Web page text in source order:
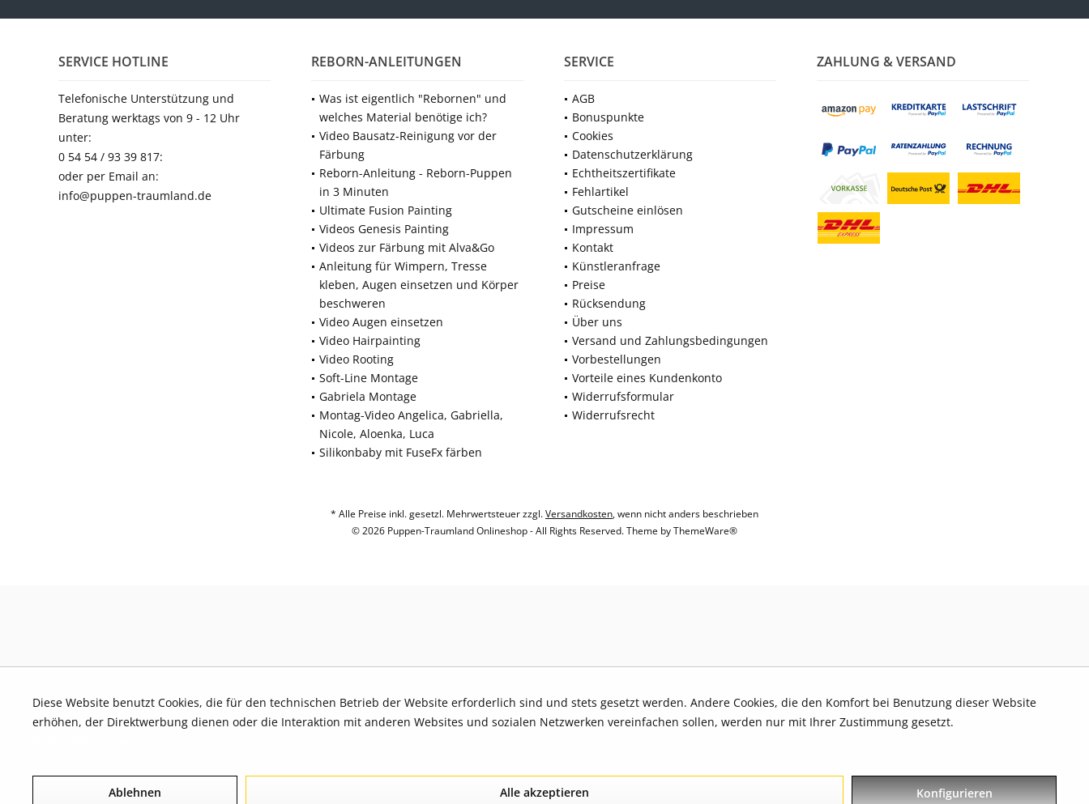
SERVICE HOTLINE
Telefonische Unterstützung und
Beratung werktags von 9 - 12 Uhr
unter:
0 54 54 / 93 39 817:
oder per Email an:
info@puppen-traumland.de
REBORN-ANLEITUNGEN
Was ist eigentlich "Rebornen" und
welches Material benötige ich?
Video Bausatz-Reinigung vor der
Färbung
Reborn-Anleitung - Reborn-Puppen
in 3 Minuten
Ultimate Fusion Painting
Videos Genesis Painting
Videos zur Färbung mit Alva&Go
Anleitung für Wimpern, Tresse
kleben, Augen einsetzen und Körper
beschweren
Video Augen einsetzen
Video Hairpainting
Video Rooting
Soft-Line Montage
Gabriela Montage
Montag-Video Angelica, Gabriella,
Nicole, Aloenka, Luca
Silikonbaby mit FuseFx färben
SERVICE
AGB
Bonuspunkte
Cookies
Datenschutzerklärung
Echtheitszertifikate
Fehlartikel
Gutscheine einlösen
Impressum
Kontakt
Künstleranfrage
Preise
Rücksendung
Über uns
Versand und Zahlungsbedingungen
Vorbestellungen
Vorteile eines Kundenkonto
Widerrufsformular
Widerrufsrecht
ZAHLUNG & VERSAND
* Alle Preise inkl. gesetzl. Mehrwertsteuer zzgl.Versandkosten, wenn nicht anders beschrieben
© 2026 Puppen-Traumland Onlineshop - All Rights Reserved. Theme byThemeWare®
Diese Website benutzt Cookies, die für den technischen Betrieb der Website erforderlich sind und stets gesetzt werden. Andere Cookies, die den Komfort bei Benutzung dieser Website
erhöhen, der Direktwerbung dienen oder die Interaktion mit anderen Websites und sozialen Netzwerken vereinfachen sollen, werden nur mit Ihrer Zustimmung gesetzt.
Ablehnen Alle akzeptieren Konfigurieren